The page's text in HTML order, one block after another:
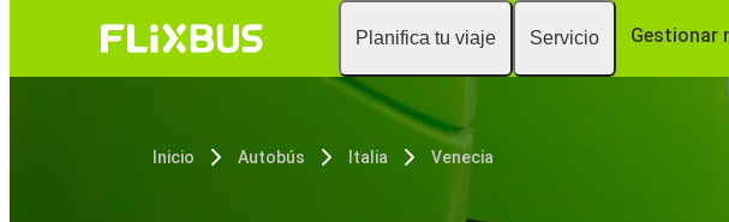
Planifica tu viaje Servicio Gestionar
Inicio Autobús Italia Venecia